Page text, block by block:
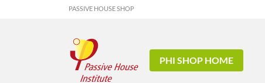
PASSIVE HOUSE SHOP
PHI SHOP HOME